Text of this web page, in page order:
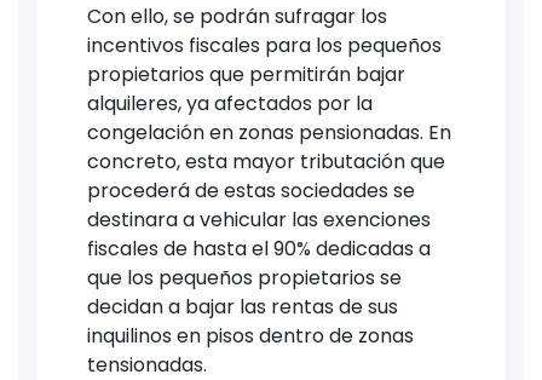
Con ello, se podrán sufragar los
incentivos fiscales para los pequeños
propietarios que permitirán bajar
alquileres, ya afectados por la
congelación en zonas pensionadas. En
concreto, esta mayor tributación que
procederá de estas sociedades se
destinara a vehicular las exenciones
fiscales de hasta el 90% dedicadas a
que los pequeños propietarios se
decidan a bajar las rentas de sus
inquilinos en pisos dentro de zonas
tensionadas.